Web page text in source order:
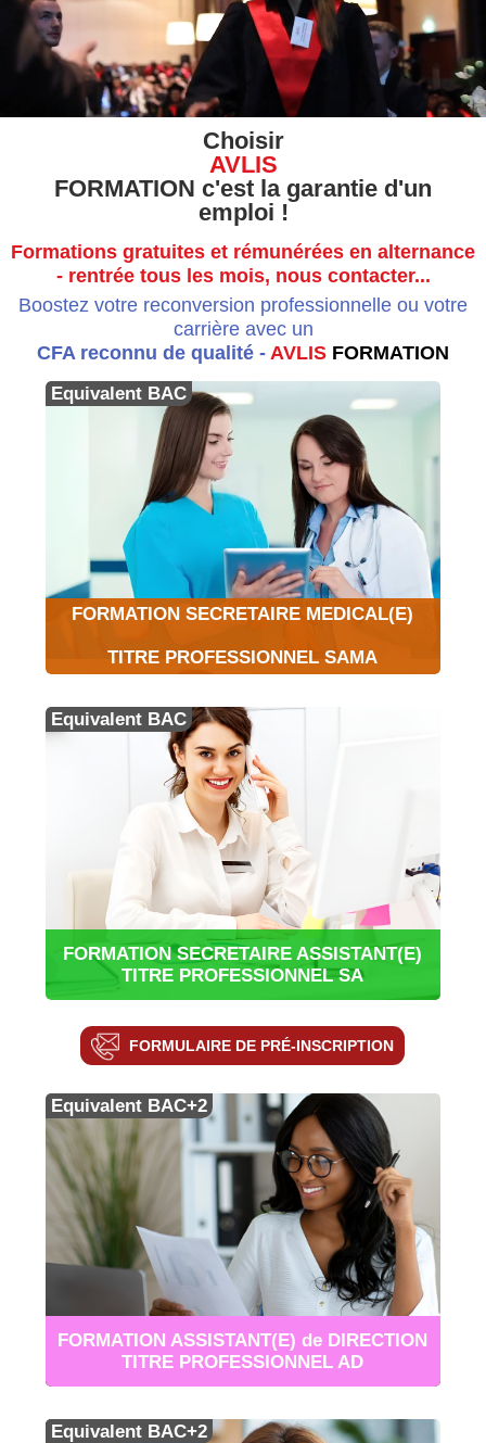
Choisir
AVLIS
FORMATION c'est la garantie d'un
emploi !
Formations gratuites et rémunérées en alternance
- rentrée tous les mois, nous contacter...
Boostez votre reconversion professionnelle ou votre
carrière avec un
CFA reconnu de qualité - AVLIS FORMATION
FORMATION SECRETAIRE MEDICAL(E)
TITRE PROFESSIONNEL SAMA
Equivalent BAC
FORMATION SECRETAIRE ASSISTANT(E)
TITRE PROFESSIONNEL SA
Equivalent BAC
FORMULAIRE DE PRÉ-INSCRIPTION
FORMATION ASSISTANT(E) de DIRECTION
TITRE PROFESSIONNEL AD
Equivalent BAC+2
Equivalent BAC+2